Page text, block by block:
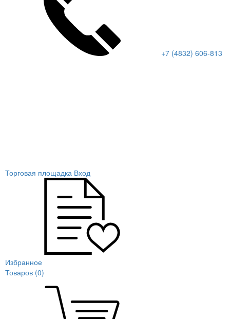
+7 (4832) 606-813
Торговая площадка Вход
Избранное
Товаров (0)